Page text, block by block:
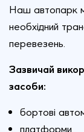
Наш автопарк
необхідний
перевезень.
Зазвичай
засоби:
бортові
платформи